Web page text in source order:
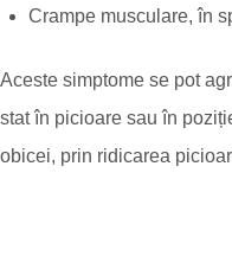
Crampe musculare, în
Aceste simptome se pot
stat în picioare sau în
obicei, prin ridicarea